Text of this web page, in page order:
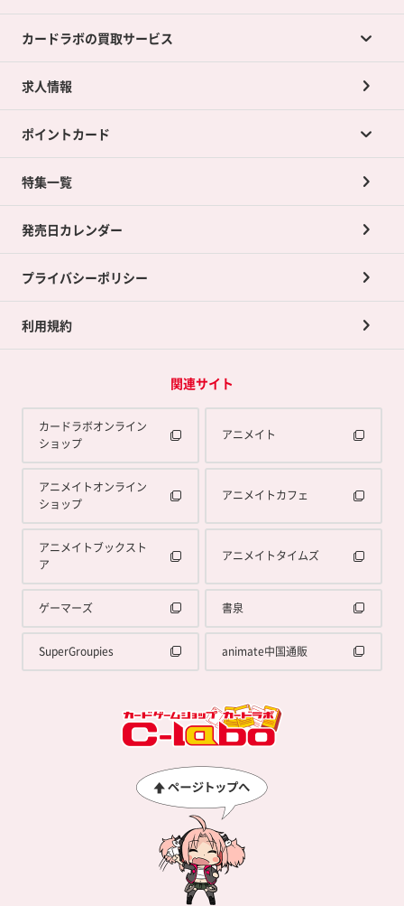
カードラボの買取サービス
カードラボの買取サービスTOP
店舗買取について
ネット買取について
買取承諾書について
求人情報
ポイントカード
ポイントカードTOP
ポイント交換景品
特集一覧
発売日カレンダー
プライバシーポリシー
利用規約
関連サイト
カードラボオンライン
ショップ
アニメイト
アニメイトオンライン
ショップ
アニメイトカフェ
アニメイトブックスト
ア
アニメイトタイムズ
ゲーマーズ 書泉
SuperGroupies animate中国通販